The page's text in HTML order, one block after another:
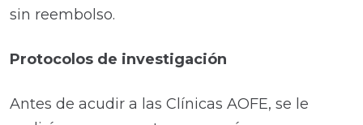
sin reembolso.
Protocolos de investigación
Antes de acudir a las Clínicas AOFE, se le